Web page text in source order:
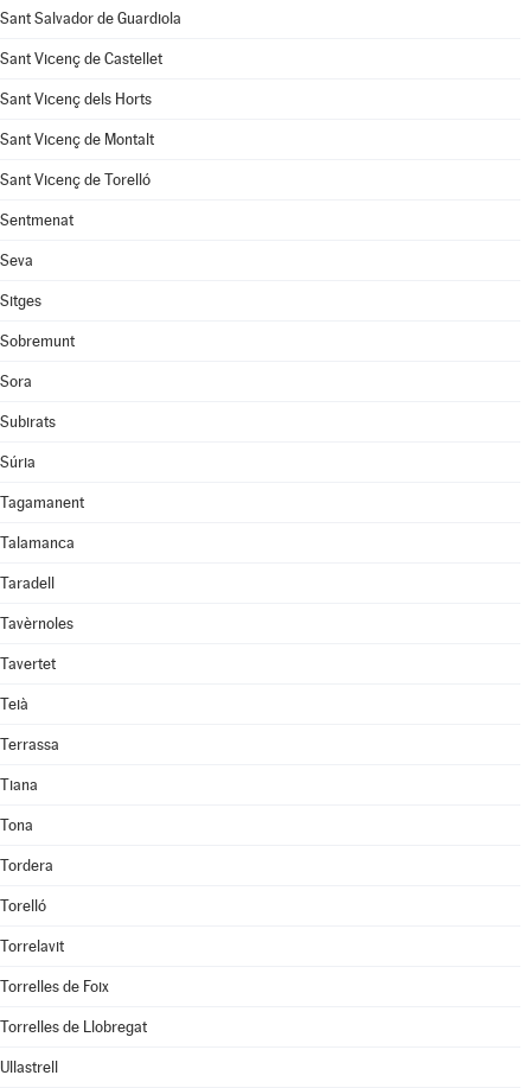
Sant Salvador de Guardiola
Sant Vicenç de Castellet
Sant Vicenç dels Horts
Sant Vicenç de Montalt
Sant Vicenç de Torelló
Sentmenat
Seva
Sitges
Sobremunt
Sora
Subirats
Súria
Tagamanent
Talamanca
Taradell
Tavèrnoles
Tavertet
Teià
Terrassa
Tiana
Tona
Tordera
Torelló
Torrelavit
Torrelles de Foix
Torrelles de Llobregat
Ullastrell